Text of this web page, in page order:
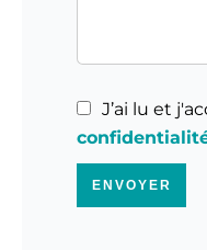
J’ai lu et
ENVOYER